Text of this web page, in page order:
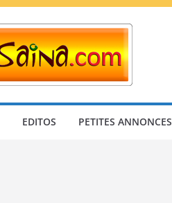
EDITOS PETITES ANNONCES